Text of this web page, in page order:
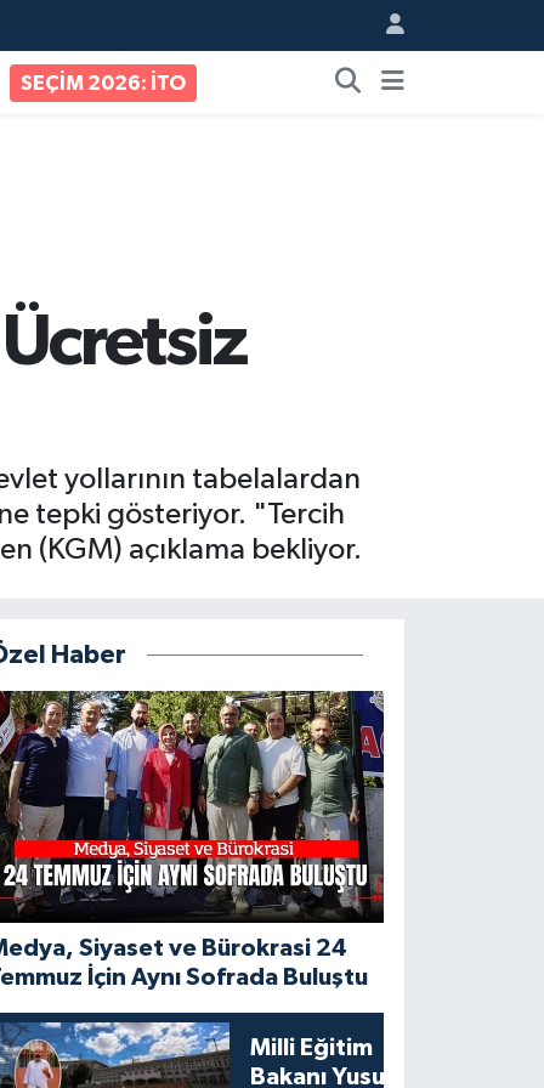
SEÇİM 2026: İTO
yollarının tabelalardan
tepki gösteriyor. "Tercih
(KGM) açıklama bekliyor.
Haber
Siyaset ve Bürokrasi 24
İçin Aynı Sofrada Buluştu
Milli Eğitim
Bakanı Yusuf